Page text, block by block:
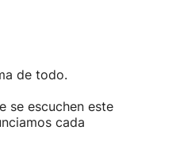
de todo.
se escuchen este
cada